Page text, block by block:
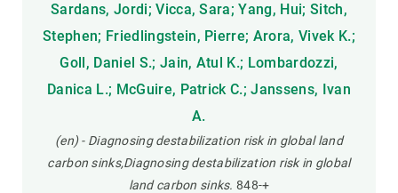
Sardans, Jordi; Vicca, Sara; Yang, Hui; Sitch,
Stephen; Friedlingstein, Pierre; Arora, Vivek K.;
Goll, Daniel S.; Jain, Atul K.; Lombardozzi,
Danica L.; McGuire, Patrick C.; Janssens, Ivan
A.
(en) - Diagnosing destabilization risk in global land
carbon sinks,Diagnosing destabilization risk in global
land carbon sinks. 848-+